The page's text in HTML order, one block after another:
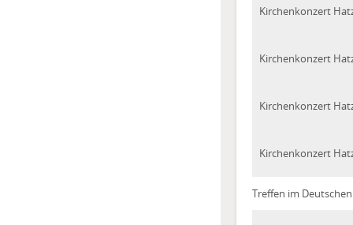
Kirchenkonzert
Kirchenkonzert
Kirchenkonzert
Kirchenkonzert
Treffen im